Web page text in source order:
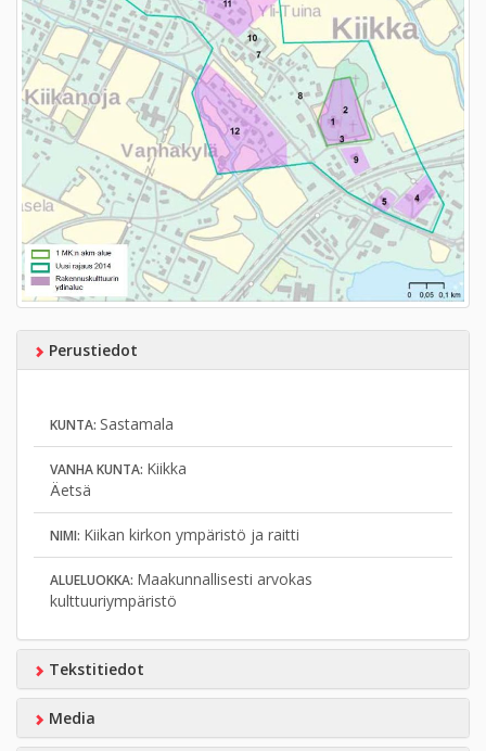
Perustiedot
KUNTA: Sastamala
VANHA KUNTA: Kiikka
Äetsä
NIMI: Kiikan kirkon ympäristö ja raitti
ALUELUOKKA: Maakunnallisesti arvokas
kulttuuriympäristö
Tekstitiedot
Media